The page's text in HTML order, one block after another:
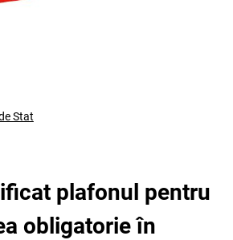
Stat
plafonul pentru
obligatorie în